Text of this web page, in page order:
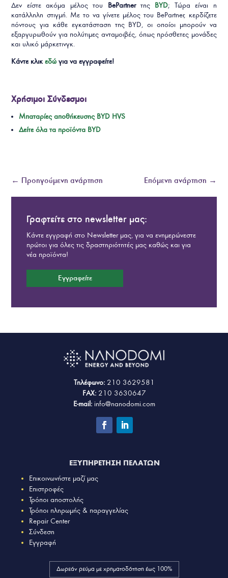
Δεν είστε ακόμα μέλος του BePartnerτης BYD; Τώρα είναι η
κατάλληλη στιγμή. Με το να γίνετε μέλος του BePartner, κερδίζετε
πόντους για κάθε εγκατάσταση της BYD, οι οποίοι μπορούν να
εξαργυρωθούν για πολύτιμες ανταμοιβές, όπως πρόσθετες μονάδες
και υλικό μάρκετινγκ.
Κάντε κλικεδώ για να εγγραφείτε!
Χρήσιμοι Σύνδεσμοι
Μπαταρίες αποθήκευσης BYD HVS
Δείτε όλα τα προϊόντα BYD
← Προηγούμενη ανάρτηση Επόμενη ανάρτηση →
Γραφτείτε στο newsletter μας:
Κάντε εγγραφή στο Newsletter μας, για να ενημερώνεστε
πρώτοι για όλες τις δραστηριότητές μας καθώς και για
νέα προϊόντα!
Εγγραφείτε
Τηλέφωνο: 210 3629581
FAX: 210 3630647
E-mail: info@nanodomi.com
ΕΞΥΠΗΡΕΤΗΣΗ ΠΕΛΑΤΩΝ
Επικοινωνήστε μαζί μας
Επιστροφές
Τρόποι αποστολής
Τρόποι πληρωμής & παραγγελίας
Repair Center
Σύνδεση
Εγγραφή
Δωρεάν ρεύμα με χρηματοδότηση έως 100%